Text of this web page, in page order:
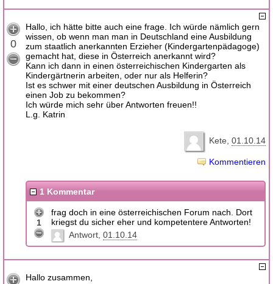
0
Hallo, ich hätte bitte auch eine frage. Ich würde nämlich gern
wissen, ob wenn man man in Deutschland eine Ausbildung
zum staatlich anerkannten Erzieher (Kindergartenpädagoge)
gemacht hat, diese in Österreich anerkannt wird?
Kann ich dann in einen österreichischen Kindergarten als
Kindergärtnerin arbeiten, oder nur als Helferin?
Ist es schwer mit einer deutschen Ausbildung in Österreich
einen Job zu bekommen?
Ich würde mich sehr über Antworten freuen!!
L.g. Katrin
Kete 01.10.14
Kommentieren
1 Kommentar
1
frag doch in eine österreichischen Forum nach. Dort
kriegst du sicher eher und kompetentere Antworten!
Antwort 01.10.14
Hallo zusammen,